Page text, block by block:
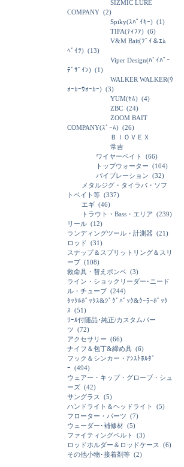
SIZMIC LURE
COMPANY (2)
Spiky(ｽﾊﾟｲｷｰ) (1)
TIFA(ﾃｨﾌｧ) (6)
V&M Bait(ﾌﾞｲ＆ｴﾑ
ﾍﾞｲﾂ) (13)
Viper Design(ﾊﾞｲﾊﾟｰ
ﾃﾞｻﾞｲﾝ) (1)
WALKER WALKER(ｳ
ｫｰｶｰｳｫｰｶｰ) (3)
YUM(ﾔﾑ) (4)
ZBC (24)
ZOOM BAIT
COMPANY(ｽﾞｰﾑ) (26)
ＢＩＯＶＥＸ
常吉
ワイヤーベイト
(66)
トップウォーター (104)
バイブレーション (32)
メタルジグ・タイラバ・ソフ
トベイト等 (337)
エギ (46)
トラウト・Bass・エリア (239)
リール (12)
ランディングツール・計測器 (21)
ロッド (31)
スナップ＆スプリットリング＆スリ
ーブ (108)
救命具・替えボンベ (3)
ライン・ショックリーダー･ニード
ル・チューブ (244)
ﾀｯｸﾙﾎﾞｯｸｽ&ｼﾞｸﾞﾊﾞｯｸ&ｸｰﾗｰﾎﾞｯｸ
ｽ (51)
ﾘｰﾙ付随品･純正/カスタムパー
ツ (72)
アクセサリー (66)
ナイフ＆包丁&締め具 (6)
フック＆シンカー・ｱｼｽﾄﾎﾙﾀﾞ
ｰ (494)
ウェアー・キップ・グローブ・シュ
ーズ (42)
サングラス
(5)
ハンドライト＆ヘッドライト
(5)
フローター・パーツ (7)
ウェーダー･補修材 (5)
ファイティングベルト
(3)
ロッドホルダー＆ロッドケース
(6)
その他小物･接着剤等 (2)